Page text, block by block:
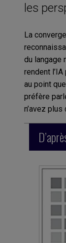
les
La
du langage
rendent
au point
préfère
n’avez plus